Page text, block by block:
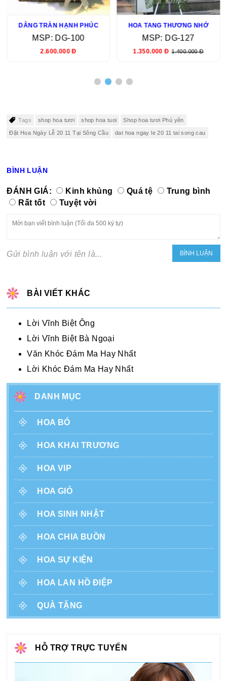
DÂNG TRÀN HẠNH PHÚC
MSP: DG-100
2.600.000 Đ
HOA TANG THƯƠNG NHỚ
MSP: DG-127
1.350.000 Đ 1.400.000 Đ
Tags shop hoa tươi shop hoa tuoi Shop hoa tươi Phú yên
Đặt Hoa Ngày Lễ 20 11 Tại Sông Cầu dat hoa ngay le 20 11 tai song cau
BÌNH LUẬN
ĐÁNH GIÁ: Kinh khủng Quá tệ
Trung bình
Rất tốt
Tuyệt vời
Gửi bình luận với tên là...
BÀI VIẾT KHÁC
Lời Vĩnh Biệt Ông
Lời Vĩnh Biệt Bà Ngoại
Văn Khóc Đám Ma Hay Nhất
Lời Khóc Đám Ma Hay Nhất
DANH MỤC
HOA BÓ
HOA KHAI TRƯƠNG
HOA VIP
HOA GIỎ
HOA SINH NHẬT
HOA CHIA BUỒN
HOA SỰ KIỆN
HOA LAN HỒ ĐIỆP
QUÀ TẶNG
HỖ TRỢ TRỰC TUYẾN